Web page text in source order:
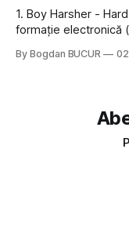
1. Boy Harsher -
formație electronică
Architect
By Bogdan BUCUR